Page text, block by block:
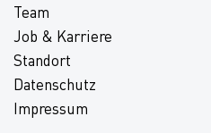
Team
Job & Karriere
Standort
Datenschutz
Impressum